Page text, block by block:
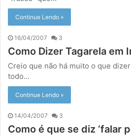
Continue Lendo »
16/04/2007 3
Como Dizer Tagarela em
Creio que não há muito o que
todo…
Continue Lendo »
14/04/2007 3
Como é que se diz ‘falar